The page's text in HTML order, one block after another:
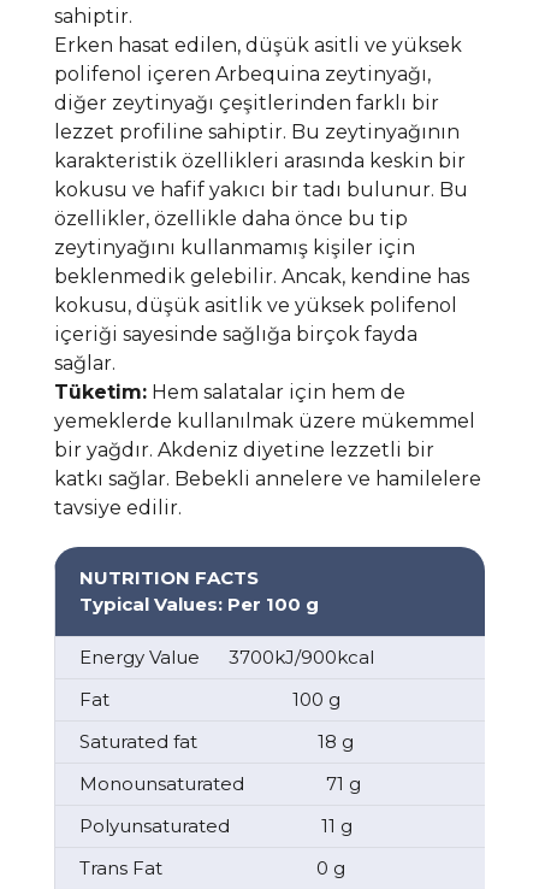
sahiptir.
Erken hasat edilen, düşük asitli ve yüksek
polifenol içeren Arbequina zeytinyağı,
diğer zeytinyağı çeşitlerinden farklı bir
lezzet profiline sahiptir. Bu zeytinyağının
karakteristik özellikleri arasında keskin bir
kokusu ve hafif yakıcı bir tadı bulunur. Bu
özellikler, özellikle daha önce bu tip
zeytinyağını kullanmamış kişiler için
beklenmedik gelebilir. Ancak, kendine has
kokusu, düşük asitlik ve yüksek polifenol
içeriği sayesinde sağlığa birçok fayda
sağlar.
Tüketim: Hem salatalar için hem de
yemeklerde kullanılmak üzere mükemmel
bir yağdır. Akdeniz diyetine lezzetli bir
katkı sağlar. Bebekli annelere ve hamilelere
tavsiye edilir.
NUTRITION FACTS
Typical Values: Per 100 g
Energy Value 3700kJ/900kcal
Fat 100 g
Saturated fat 18 g
Monounsaturated 71 g
Polyunsaturated 11 g
Trans Fat 0 g